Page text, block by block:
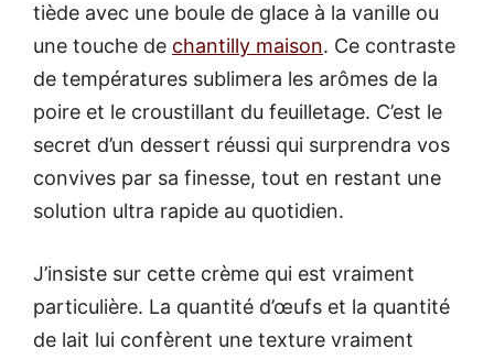
tiède avec une boule de glace à la vanille ou
une touche de chantilly maison. Ce contraste
de températures sublimera les arômes de la
poire et le croustillant du feuilletage. C’est le
secret d’un dessert réussi qui surprendra vos
convives par sa finesse, tout en restant une
solution ultra rapide au quotidien.
J’insiste sur cette crème qui est vraiment
particulière. La quantité d’œufs et la quantité
de lait lui confèrent une texture vraiment